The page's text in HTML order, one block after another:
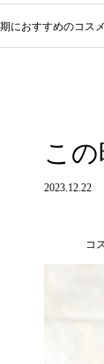
におすすめのコス
こ
2023.12.22
コ